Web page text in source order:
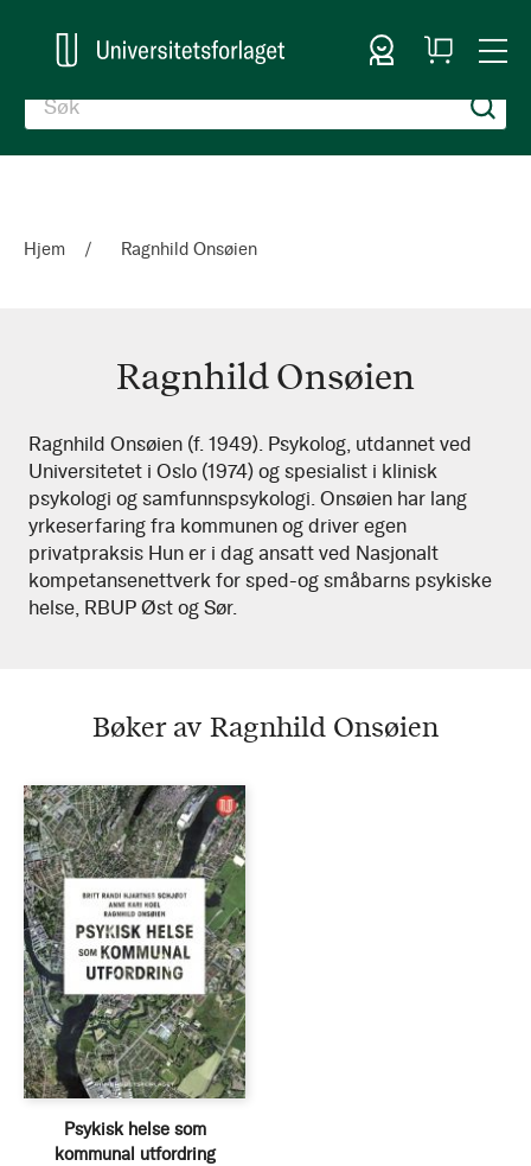
Logg inn
Handlekurv
Hjem Ragnhild Onsøien
Ragnhild Onsøien
Ragnhild
Onsøien
Ragnhild Onsøien (f. 1949). Psykolog, utdannet ved
Universitetet i Oslo (1974) og spesialist i klinisk
psykologi og samfunnspsykologi. Onsøien har lang
yrkeserfaring fra kommunen og driver egen
privatpraksis Hun er i dag ansatt ved Nasjonalt
kompetansenettverk for sped-og småbarns psykiske
helse, RBUP Øst og Sør.
Bøker av Ragnhild Onsøien
Psykisk helse som
kommunal utfordring